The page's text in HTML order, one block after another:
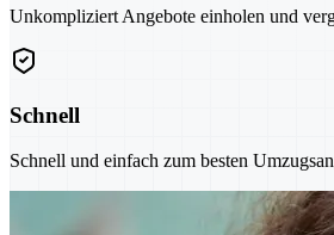
Unkompliziert Angebote einholen und
Schnell
Schnell und einfach zum besten